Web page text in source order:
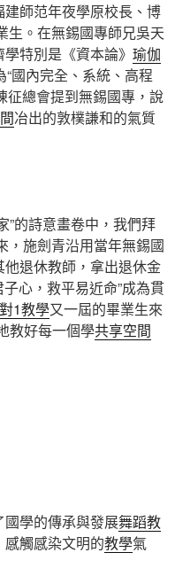
師范年夜學原校長、博
生。在無錫國專師兄吳天
特別是《資本論》 瑜伽
國內完全、系統、高程
征總會提到無錫國專，說
冶出的敦樸謙和的氣質
”的詩意畫卷中，我們拜
，施劍青沿用當年無錫國
退休教師，拿出退休金
心，救平易近命”成為貫
1教學又一屆的畢業生來
教好每一個學共享空間
學的傳承與發展舞蹈教
觸感染文明的教學氣